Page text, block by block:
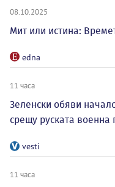
08.10.2025
Мит или истина:
edna
11 часа
Зеленски обяви
срещу руската
vesti
11 часа